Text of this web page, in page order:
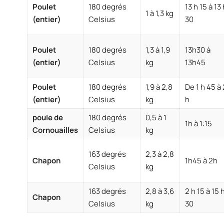
Poulet
(entier)
180 degrés
Celsius
1 à 1,3 kg
13 h 15 à 13
30
Poulet
(entier)
180 degrés
Celsius
1,3 à 1,9
kg
13h30 à
13h45
Poulet
(entier)
180 degrés
Celsius
1,9 à 2,8
kg
De 1 h 45 à
h
poule de
Cornouailles
180 degrés
Celsius
0,5 à 1
kg
1h à 1:15
Chapon
163 degrés
Celsius
2,3 à 2,8
kg
1h45 à 2h
Chapon
163 degrés
Celsius
2,8 à 3,6
kg
2 h 15 à 15
30